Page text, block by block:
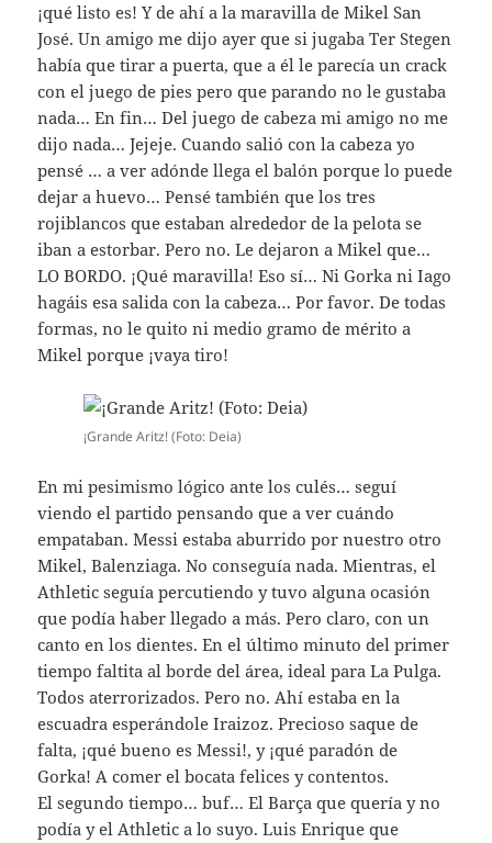
¡qué listo es! Y de ahí a la maravilla de Mikel San
José. Un amigo me dijo ayer que si jugaba Ter Stegen
había que tirar a puerta, que a él le parecía un crack
con el juego de pies pero que parando no le gustaba
nada… En fin… Del juego de cabeza mi amigo no me
dijo nada… Jejeje. Cuando salió con la cabeza yo
pensé … a ver adónde llega el balón porque lo puede
dejar a huevo… Pensé también que los tres
rojiblancos que estaban alrededor de la pelota se
iban a estorbar. Pero no. Le dejaron a Mikel que…
LO BORDO. ¡Qué maravilla! Eso sí… Ni Gorka ni Iago
hagáis esa salida con la cabeza… Por favor. De todas
formas, no le quito ni medio gramo de mérito a
Mikel porque ¡vaya tiro!
¡Grande Aritz! (Foto: Deia)
En mi pesimismo lógico ante los culés… seguí
viendo el partido pensando que a ver cuándo
empataban. Messi estaba aburrido por nuestro otro
Mikel, Balenziaga. No conseguía nada. Mientras, el
Athletic seguía percutiendo y tuvo alguna ocasión
que podía haber llegado a más. Pero claro, con un
canto en los dientes. En el último minuto del primer
tiempo faltita al borde del área, ideal para La Pulga.
Todos aterrorizados. Pero no. Ahí estaba en la
escuadra esperándole Iraizoz. Precioso saque de
falta, ¡qué bueno es Messi!, y ¡qué paradón de
Gorka! A comer el bocata felices y contentos.
El segundo tiempo… buf… El Barça que quería y no
podía y el Athletic a lo suyo. Luis Enrique que